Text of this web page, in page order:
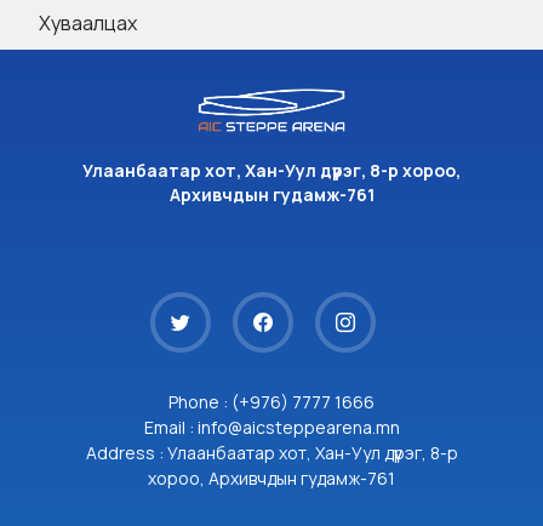
Хуваалцах
Улаанбаатар хот, Хан-Уул дүүрэг, 8-р хороо,
Архивчдын гудамж-761
Phone : (+976) 7777 1666
Email : info@aicsteppearena.mn
Address : Улаанбаатар хот, Хан-Уул дүүрэг, 8-р
хороо, Архивчдын гудамж-761